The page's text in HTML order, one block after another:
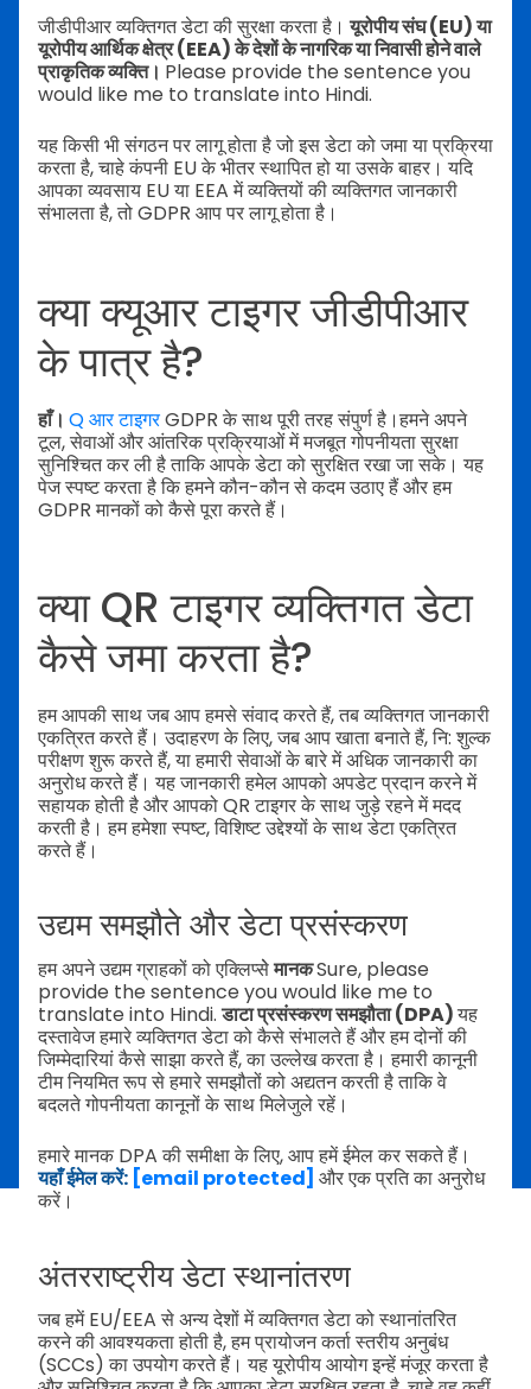
जीडीपीआर व्यक्तिगत डेटा की सुरक्षा करता है।यूरोपीय संघ (EU) या
यूरोपीय आर्थिक क्षेत्र (EEA) के देशों के नागरिक या निवासी होने वाले
प्राकृतिक व्यक्ति। Please provide the sentence you
would like me to translate into Hindi.
यह किसी भी संगठन पर लागू होता है जो इस डेटा को जमा या प्रक्रिया
करता है, चाहे कंपनी EU के भीतर स्थापित हो या उसके बाहर। यदि
आपका व्यवसाय EU या EEA में व्यक्तियों की व्यक्तिगत जानकारी
संभालता है, तो GDPR आप पर लागू होता है।
क्या क्यूआर टाइगर जीडीपीआर
के पात्र है?
हाँ। Q आर टाइगरGDPR के साथ पूरी तरह संपुर्ण है।हमने अपने
टूल, सेवाओं और आंतरिक प्रक्रियाओं में मजबूत गोपनीयता सुरक्षा
सुनिश्चित कर ली है ताकि आपके डेटा को सुरक्षित रखा जा सके। यह
पेज स्पष्ट करता है कि हमने कौन-कौन से कदम उठाए हैं और हम
GDPR मानकों को कैसे पूरा करते हैं।
क्या QR टाइगर व्यक्तिगत डेटा
कैसे जमा करता है?
हम आपकी साथ जब आप हमसे संवाद करते हैं, तब व्यक्तिगत जानकारी
एकत्रित करते हैं। उदाहरण के लिए, जब आप खाता बनाते हैं, नि: शुल्क
परीक्षण शुरू करते हैं, या हमारी सेवाओं के बारे में अधिक जानकारी का
अनुरोध करते हैं। यह जानकारी हमेल आपको अपडेट प्रदान करने में
सहायक होती है और आपको QR टाइगर के साथ ​​जुड़े रहने में मदद
करती है। हम हमेशा स्पष्ट, विशिष्ट उद्देश्यों के साथ डेटा एकत्रित
करते हैं।
उद्यम समझौते और डेटा प्रसंस्करण
हम अपने उद्यम ग्राहकों को एक्लिप्सेेमानकSure, please
provide the sentence you would like me to
translate into Hindi.डाटा प्रसंस्करण समझौता (DPA)यह
दस्तावेज हमारे व्यक्तिगत डेटा को कैसे संभालते हैं और हम दोनों की
जिम्मेदारियां कैसे साझा करते हैं, का उल्लेख करता है। हमारी कानूनी
टीम नियमित रूप से हमारे समझौतों को अद्यतन करती है ताकि वे
बदलते गोपनीयता कानूनों के साथ मिलेजुले रहें।
हमारे मानक DPA की समीक्षा के लिए, आप हमें ईमेल कर सकते हैं।
यहाँ ईमेल करें: [email protected] और एक प्रति का अनुरोध
करें।
अंतरराष्ट्रीय डेटा स्थानांतरण
जब हमें EU/EEA से अन्य देशों में व्यक्तिगत डेटा को स्थानांतरित
करने की आवश्यकता होती है, हम प्रायोजन कर्ता स्तरीय अनुबंध
(SCCs) का उपयोग करते हैं। यह यूरोपीय आयोग इन्हें मंजूर करता है